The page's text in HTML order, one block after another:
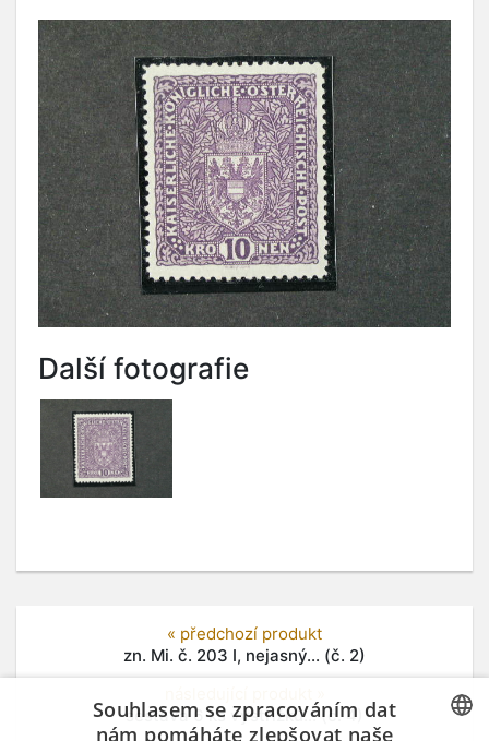
Další fotografie
« předchozí produkt
zn. Mi. č. 203 I, nejasný... (č. 2)
sestava 6 ks výstřižků... (č. 4)
Souhlasem se zpracováním dat
nám pomáháte zlepšovat naše